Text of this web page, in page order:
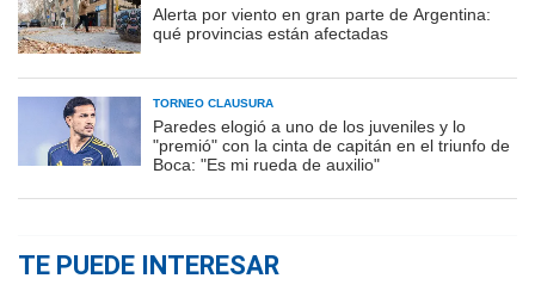
Alerta por viento en gran parte de Argentina:
qué provincias están afectadas
TORNEO CLAUSURA
Paredes elogió a uno de los juveniles y lo
"premió" con la cinta de capitán en el triunfo de
Boca: "Es mi rueda de auxilio"
TE PUEDE INTERESAR